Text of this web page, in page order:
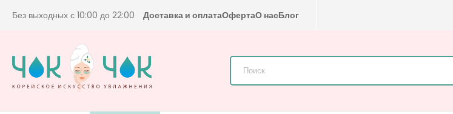
Без выходных с 10:00 до 22:00 Доставка и оплатаОфертаО насБлог